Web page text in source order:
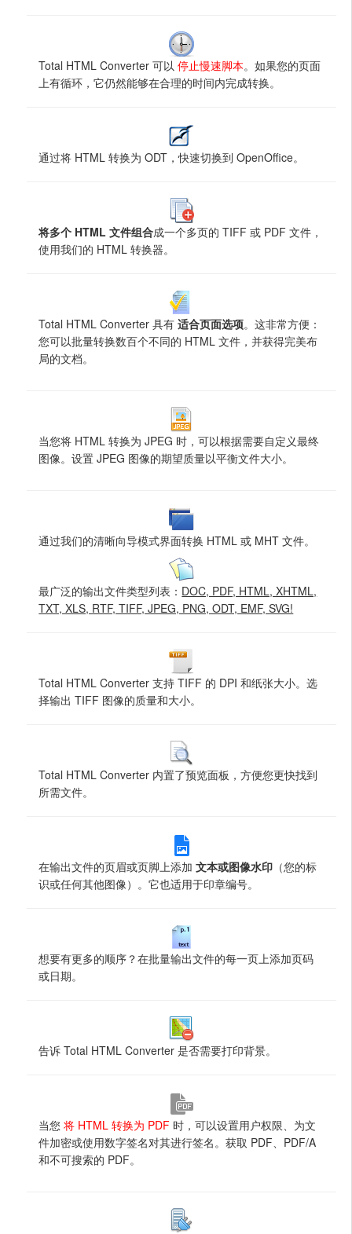
Total HTML Converter 可以停止慢速脚本。如果您的页面
上有循环，它仍然能够在合理的时间内完成转换。
通过将 HTML 转换为 ODT，快速切换到 OpenOffice。
将多个 HTML 文件组合成一个多页的 TIFF 或 PDF 文件，
使用我们的 HTML 转换器。
Total HTML Converter 具有适合页面选项。这非常方便：
您可以批量转换数百个不同的 HTML 文件，并获得完美布
局的文档。
当您将 HTML 转换为 JPEG 时，可以根据需要自定义最终
图像。设置 JPEG 图像的期望质量以平衡文件大小。
通过我们的清晰向导模式界面转换 HTML 或 MHT 文件。
最广泛的输出文件类型列表： DOC, PDF, HTML, XHTML,
TXT, XLS, RTF, TIFF, JPEG, PNG, ODT, EMF, SVG!
Total HTML Converter 支持 TIFF 的 DPI 和纸张大小。选
择输出 TIFF 图像的质量和大小。
Total HTML Converter 内置了预览面板，方便您更快找到
所需文件。
在输出文件的页眉或页脚上添加文本或图像水印 （您的标
识或任何其他图像）。它也适用于印章编号。
想要有更多的顺序？在批量输出文件的每一页上添加页码
或日期。
告诉 Total HTML Converter 是否需要打印背景。
当您将 HTML 转换为 PDF 时，可以设置用户权限、为文
件加密或使用数字签名对其进行签名。获取 PDF、PDF/A
和不可搜索的 PDF。